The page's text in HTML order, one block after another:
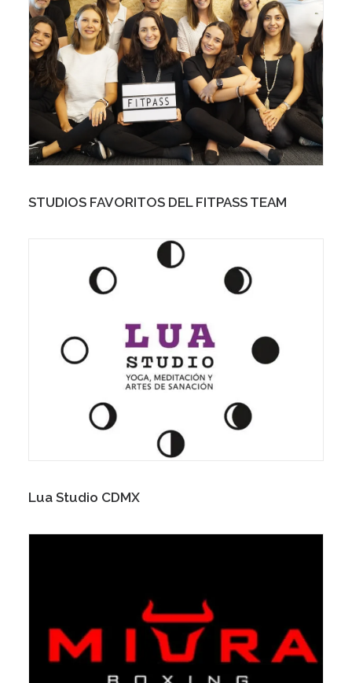
STUDIOS FAVORITOS DEL FITPASS TEAM
Lua Studio CDMX